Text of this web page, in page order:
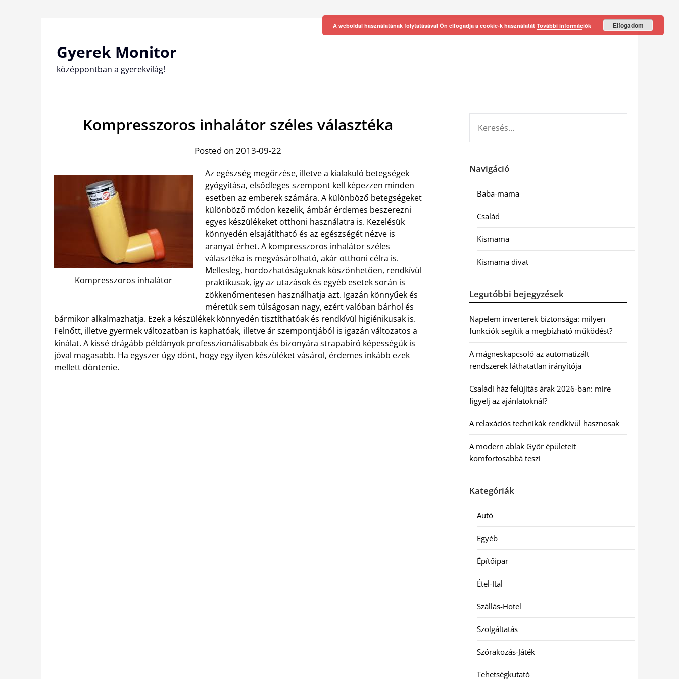
Gyerek Monitor
középpontban a gyerekvilág!
Kompresszoros inhalátor széles választéka
Posted on 2013-09-22
Kompresszoros inhalátor
Az egészség megőrzése, illetve a kialakuló betegségek
gyógyítása, elsődleges szempont kell képezzen minden
esetben az emberek számára. A különböző betegségeket
különböző módon kezelik, ámbár érdemes beszerezni
egyes készülékeket otthoni használatra is. Kezelésük
könnyedén elsajátítható és az egészségét nézve is
aranyat érhet. A kompresszoros inhalátor széles
választéka is megvásárolható, akár otthoni célra is.
Mellesleg, hordozhatóságuknak köszönhetően, rendkívül
praktikusak, így az utazások és egyéb esetek során is
zökkenőmentesen használhatja azt. Igazán könnyűek és
méretük sem túlságosan nagy, ezért valóban bárhol és
bármikor alkalmazhatja. Ezek a készülékek könnyedén tisztíthatóak és rendkívül higiénikusak is.
Felnőtt, illetve gyermek változatban is kaphatóak, illetve ár szempontjából is igazán változatos a
kínálat. A kissé drágább példányok professzionálisabbak és bizonyára strapabíró képességük is
jóval magasabb. Ha egyszer úgy dönt, hogy egy ilyen készüléket vásárol, érdemes inkább ezek
mellett döntenie.
Navigáció
Baba-mama
Család
Kismama
Kismama divat
Legutóbbi bejegyzések
Napelem inverterek biztonsága: milyen
funkciók segítik a megbízható működést?
A mágneskapcsoló az automatizált
rendszerek láthatatlan irányítója
Családi ház felújítás árak 2026-ban: mire
figyelj az ajánlatoknál?
A relaxációs technikák rendkívül hasznosak
A modern ablak Győr épületeit
komfortosabbá teszi
Kategóriák
Autó
Egyéb
Építőipar
Étel-Ital
Szállás-Hotel
Szolgáltatás
Szórakozás-Játék
Tehetségkutató
A weboldal használatának folytatásával Ön elfogadja a cookie-k használatát További információk Elfogadom